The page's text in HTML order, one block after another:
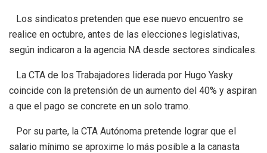
Los sindicatos pretenden que ese nuevo encuentro se
realice en octubre, antes de las elecciones legislativas,
según indicaron a la agencia NA desde sectores sindicales.
La CTA de los Trabajadores liderada por Hugo Yasky
coincide con la pretensión de un aumento del 40% y aspiran
a que el pago se concrete en un solo tramo.
Por su parte, la CTA Autónoma pretende lograr que el
salario mínimo se aproxime lo más posible a la canasta